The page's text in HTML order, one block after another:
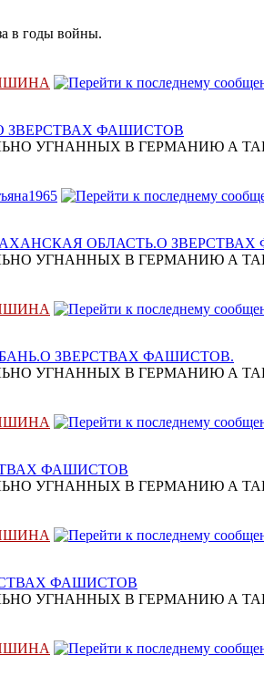
в годы войны.
ЗВЕРСТВАХ ФАШИСТОВ
УГНАННЫХ В ГЕРМАНИЮ А
ОБЛАСТЬ.О
УГНАННЫХ В ГЕРМАНИЮ А
ЗВЕРСТВАХ ФАШИСТОВ.
УГНАННЫХ В ГЕРМАНИЮ А
ФАШИСТОВ
УГНАННЫХ В ГЕРМАНИЮ А
ФАШИСТОВ
УГНАННЫХ В ГЕРМАНИЮ А